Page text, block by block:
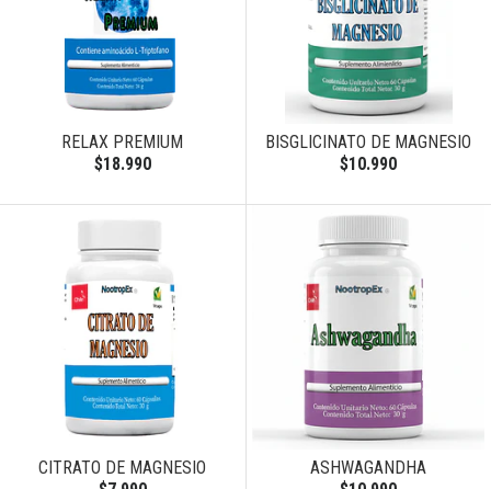
RELAX PREMIUM
$18.990
BISGLICINATO DE MAGNESIO
$10.990
CITRATO DE MAGNESIO
ASHWAGANDHA